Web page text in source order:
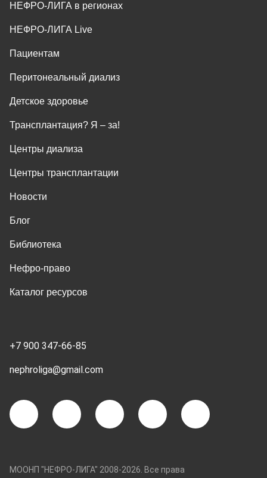
НЕФРО-ЛИГА в регионах
НЕФРО-ЛИГА Live
Пациентам
Перитонеальный диализ
Детское здоровье
Трансплантация? Я ‒ за!
Центры диализа
Центры трансплантации
Новости
Блог
Библиотека
Нефро-право
Каталог ресурсов
+7 900 347-66-85
nephroliga@gmail.com
МООНП "НЕФРО-ЛИГА" 2008-2026. Все права